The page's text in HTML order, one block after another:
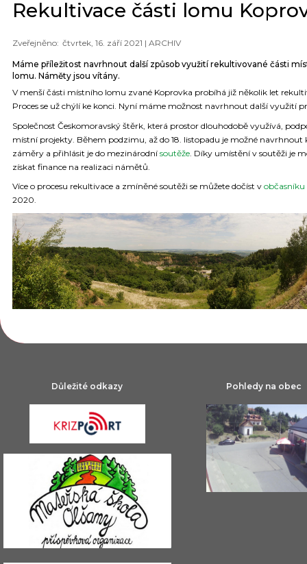
Rekultivace části lomu
čtvrtek, 16. září 2021 | ARCHIV
Máme příležitost navrhnout další způsob využití rekultivované části
lomu. Náměty jsou vítány.
V menší části místního lomu zvané Koprovka probíhá již několik let
Proces se už chýlí ke konci. Nyní máme možnost navrhnout další využití
Společnost Českomoravský štěrk, která prostor dlouhodobě využívá,
místní projekty. Během podzimu, až do 18. listopadu je možné navrhnout
záměry a přihlásit je do mezinárodní soutěže . Díky umístění v soutěži je
získat finance na realizaci námětů.
Více o procesu rekultivace a zmíněné soutěži se můžete dočíst v občasníku
2020.
Důležité odkazy Pohledy na obec